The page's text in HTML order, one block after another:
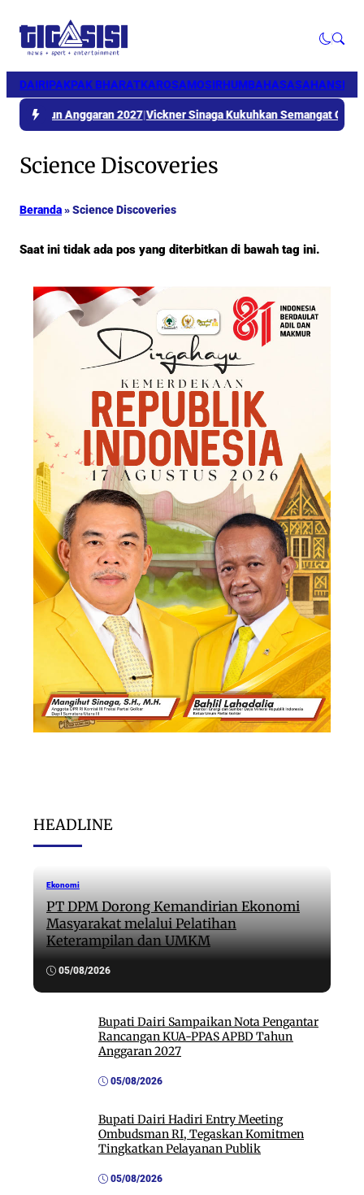
DAIRIPAKPAK BHARATKAROSAMOSIRHUMBAHASASAHAN
Tahun Anggaran 2027|Vickner Sinaga Kukuhkan Semangat
Science Discoveries
Beranda»Science Discoveries
Saat ini tidak ada pos yang diterbitkan di bawah tag ini.
HEADLINE
Ekonomi
PT DPM Dorong Kemandirian Ekonomi
Masyarakat melalui Pelatihan
Keterampilan dan UMKM
05/08/2026
Bupati Dairi Sampaikan Nota Pengantar
Rancangan KUA-PPAS APBD Tahun
Anggaran 2027
05/08/2026
Bupati Dairi Hadiri Entry Meeting
Ombudsman RI, Tegaskan Komitmen
Tingkatkan Pelayanan Publik
05/08/2026